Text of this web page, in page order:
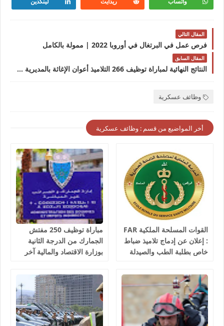
المقال التالي
فرص عمل في البرتغال في أوروبا 2022 | ممولة بالكامل
المقال السابق
النتائج النهائية لمباراة توظيف 266 التلاميذ أعوان الإغاثة بالمديرية العامة للوقاية المدنيةالنتائج النهائية لمباراة توظيف 266 التلاميذ أعوان الإغاثة بالمديرية العامة للوقاية المدنية
وظائف عسكرية
أخر المواضيع من قسم : وظائف عسكرية
القوات المسلحة الملكية FAR
: إعلان عن إدماج تلاميذ ضباط
خاص بطلبة الطب والصيدلة
أجل هو 30 غشت 2026
مباراة توظيف 250 مفتش
الجمارك من الدرجة الثانية
بوزارة الاقتصاد والمالية آخر